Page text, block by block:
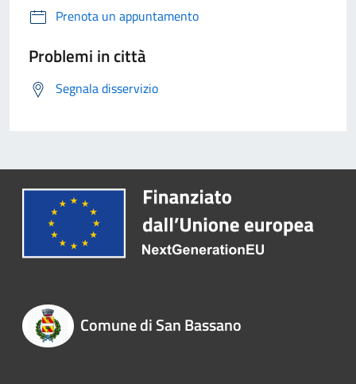
Prenota un appuntamento
Problemi in città
Segnala disservizio
Comune di San Bassano